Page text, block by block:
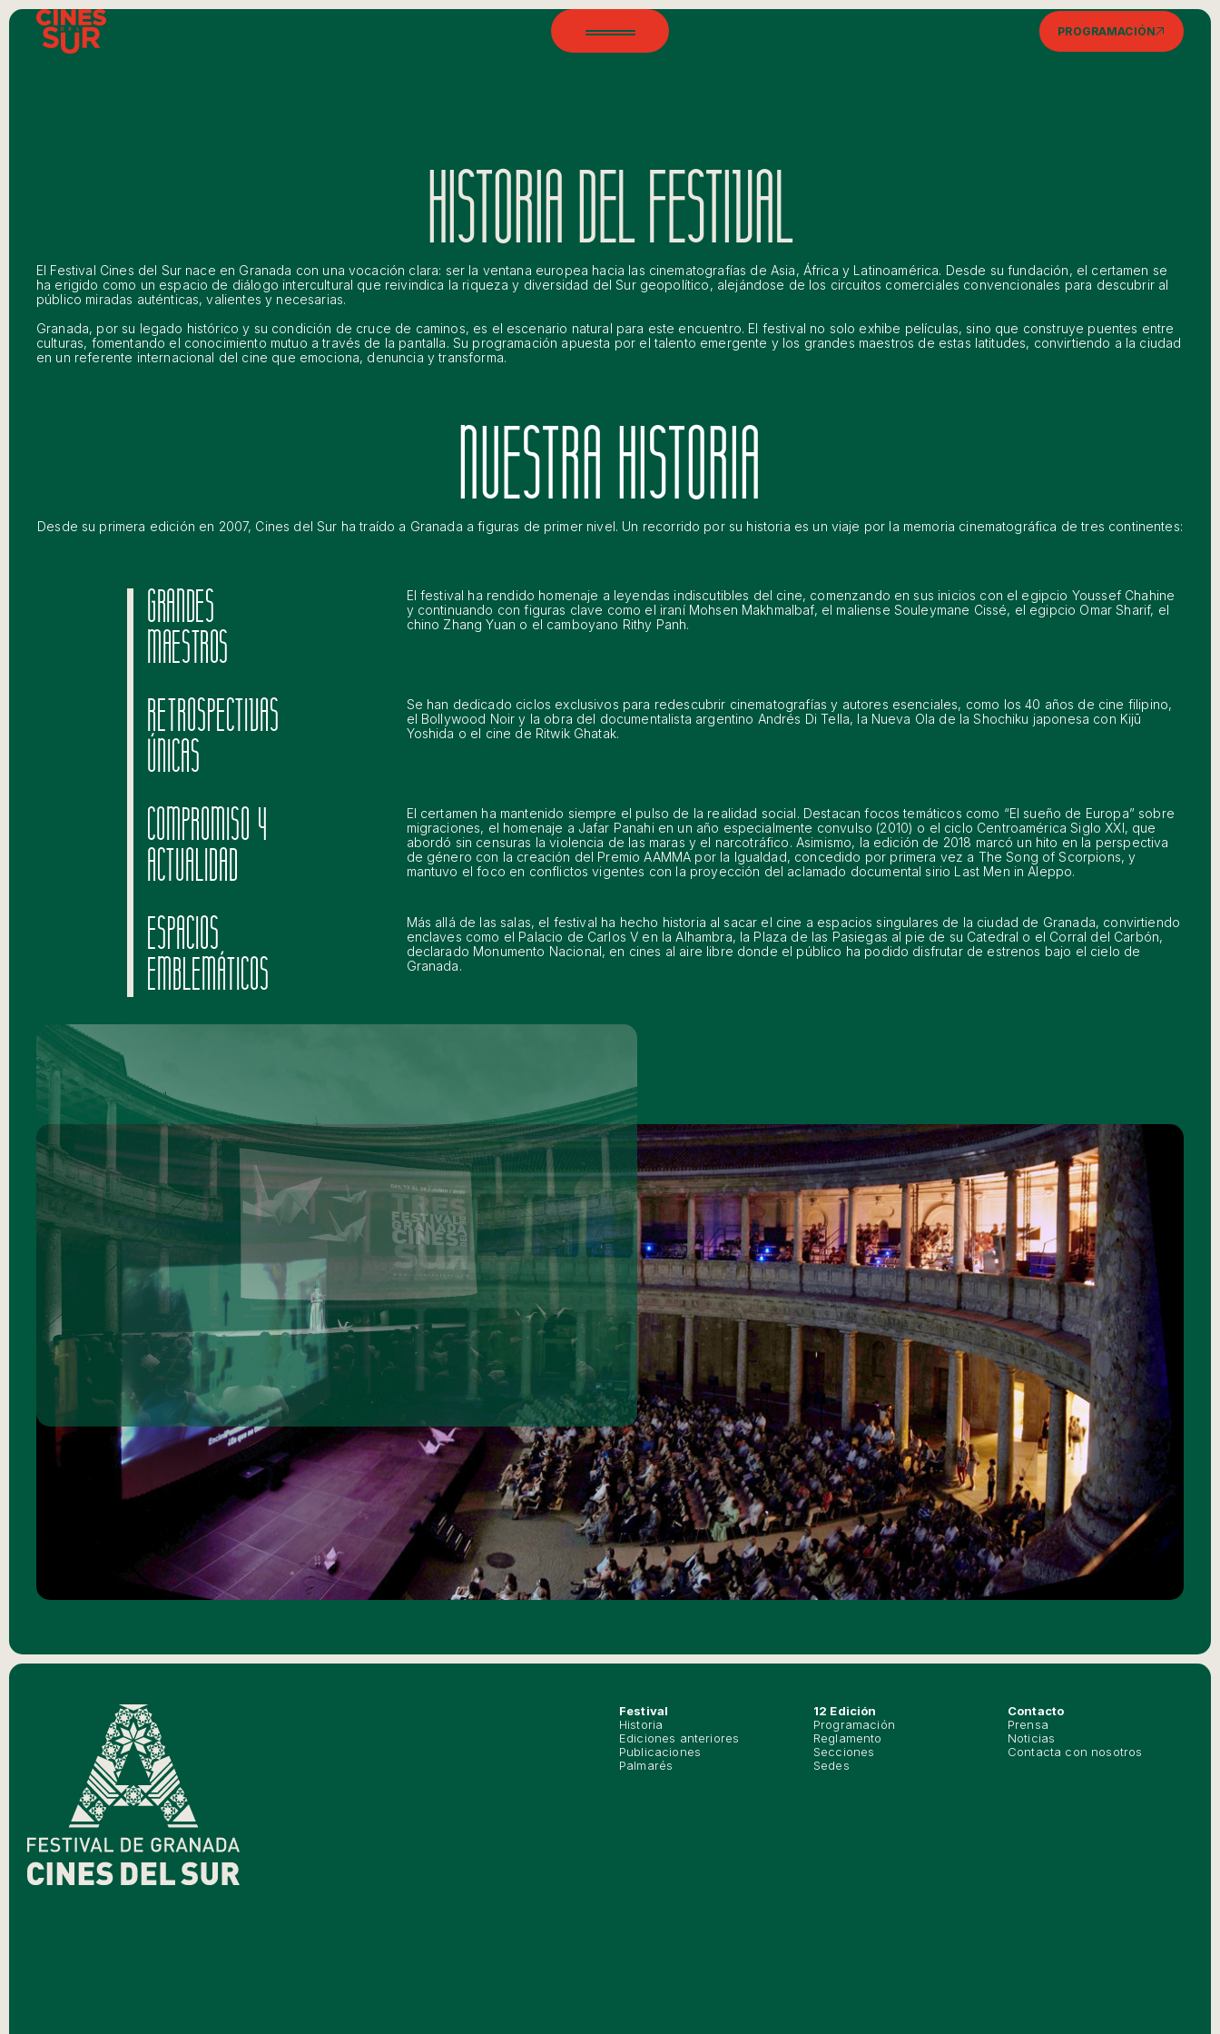
PROGRAMACIÓN
HISTORIA DEL FESTIVAL
El Festival Cines del Sur nace en Granada con una vocación clara: ser la ventana europea hacia las cinematografías de Asia, África y Latinoamérica. Desde su fundación, el certamen se
ha erigido como un espacio de diálogo intercultural que reivindica la riqueza y diversidad del Sur geopolítico, alejándose de los circuitos comerciales convencionales para descubrir al
público miradas auténticas, valientes y necesarias.
Granada, por su legado histórico y su condición de cruce de caminos, es el escenario natural para este encuentro. El festival no solo exhibe películas, sino que construye puentes entre
culturas, fomentando el conocimiento mutuo a través de la pantalla. Su programación apuesta por el talento emergente y los grandes maestros de estas latitudes, convirtiendo a la ciudad
en un referente internacional del cine que emociona, denuncia y transforma.
NUESTRA HISTORIA
Desde su primera edición en 2007, Cines del Sur ha traído a Granada a figuras de primer nivel. Un recorrido por su historia es un viaje por la memoria cinematográfica de tres continentes:
GRANDES
MAESTROS
El festival ha rendido homenaje a leyendas indiscutibles del cine, comenzando en sus inicios con el egipcio Youssef Chahine
y continuando con figuras clave como el iraní Mohsen Makhmalbaf, el maliense Souleymane Cissé, el egipcio Omar Sharif, el
chino Zhang Yuan o el camboyano Rithy Panh.
RETROSPECTIVAS
ÚNICAS
Se han dedicado ciclos exclusivos para redescubrir cinematografías y autores esenciales, como los 40 años de cine filipino,
el Bollywood Noir y la obra del documentalista argentino Andrés Di Tella, la Nueva Ola de la Shochiku japonesa con Kijū
Yoshida o el cine de Ritwik Ghatak.
COMPROMISO Y
ACTUALIDAD
El certamen ha mantenido siempre el pulso de la realidad social. Destacan focos temáticos como “El sueño de Europa” sobre
migraciones, el homenaje a Jafar Panahi en un año especialmente convulso (2010) o el ciclo Centroamérica Siglo XXI, que
abordó sin censuras la violencia de las maras y el narcotráfico. Asimismo, la edición de 2018 marcó un hito en la perspectiva
de género con la creación del Premio AAMMA por la Igualdad, concedido por primera vez a The Song of Scorpions, y
mantuvo el foco en conflictos vigentes con la proyección del aclamado documental sirio Last Men in Aleppo.
ESPACIOS
EMBLEMÁTICOS
Más allá de las salas, el festival ha hecho historia al sacar el cine a espacios singulares de la ciudad de Granada, convirtiendo
enclaves como el Palacio de Carlos V en la Alhambra, la Plaza de las Pasiegas al pie de su Catedral o el Corral del Carbón,
declarado Monumento Nacional, en cines al aire libre donde el público ha podido disfrutar de estrenos bajo el cielo de
Granada.
Festival
Historia
Ediciones anteriores
Publicaciones
Palmarés
12 Edición
Programación
Reglamento
Secciones
Sedes
Contacto
Prensa
Noticias
Contacta con nosotros